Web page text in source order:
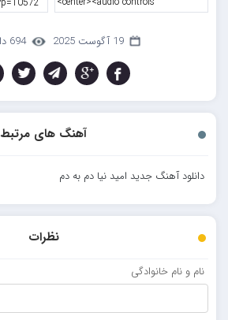
19 آگوست 2025 694 دانلود
آهنگ های مرتبط
دانلود آهنگ جدید امید نیا دم به دم
نظرات
نام و نام خانوادگی